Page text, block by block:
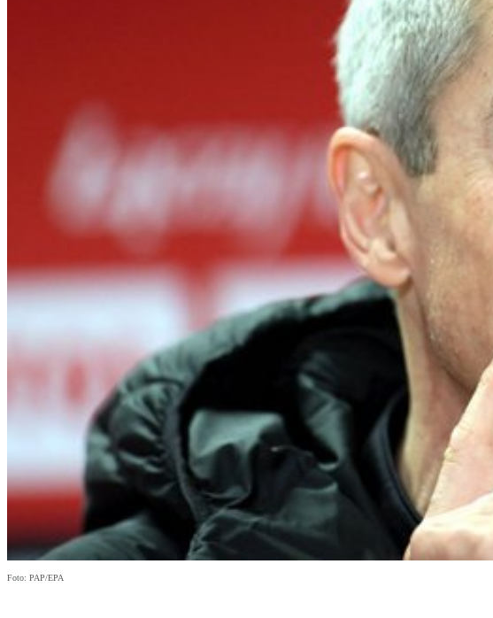
Foto: PAP/EPA